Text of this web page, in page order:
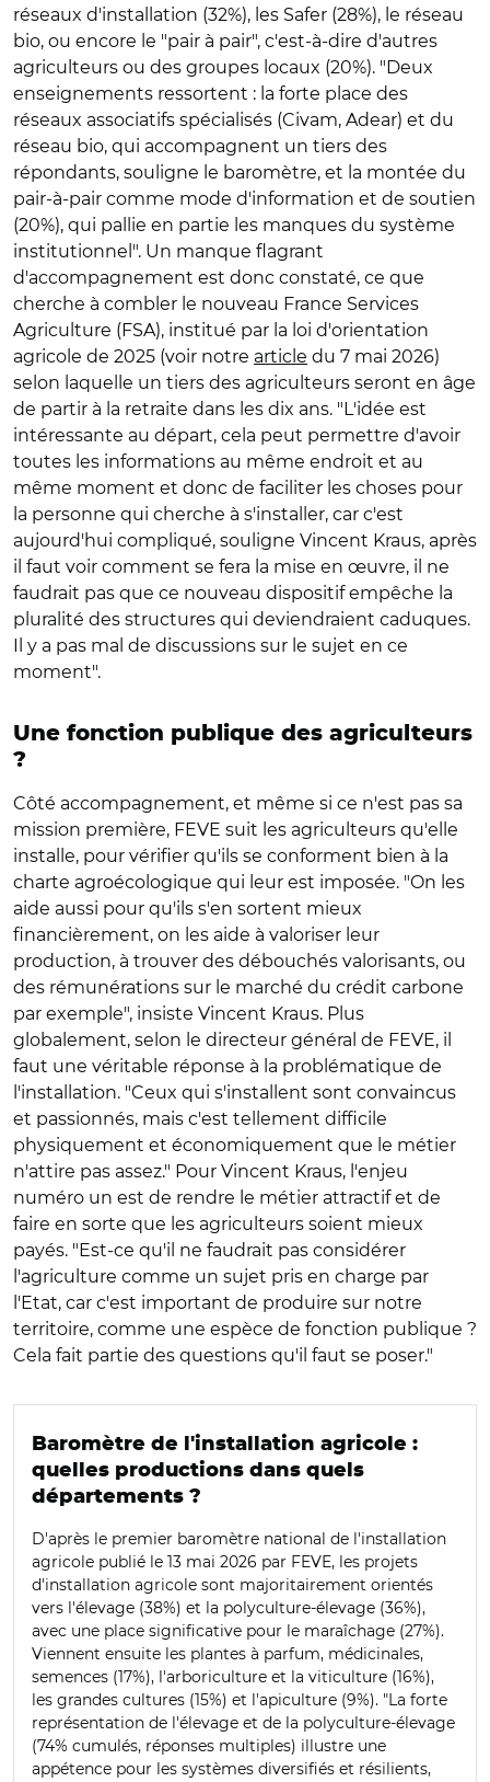
réseaux d'installation (32%), les Safer (28%), le réseau
bio, ou encore le "pair à pair", c'est-à-dire d'autres
agriculteurs ou des groupes locaux (20%). "Deux
enseignements ressortent : la forte place des
réseaux associatifs spécialisés (Civam, Adear) et du
réseau bio, qui accompagnent un tiers des
répondants, souligne le baromètre, et la montée du
pair-à-pair comme mode d'information et de soutien
(20%), qui pallie en partie les manques du système
institutionnel". Un manque flagrant
d'accompagnement est donc constaté, ce que
cherche à combler le nouveau France Services
Agriculture (FSA), institué par la loi d'orientation
agricole de 2025 (voir notre article du 7 mai 2026)
selon laquelle un tiers des agriculteurs seront en âge
de partir à la retraite dans les dix ans. "L'idée est
intéressante au départ, cela peut permettre d'avoir
toutes les informations au même endroit et au
même moment et donc de faciliter les choses pour
la personne qui cherche à s'installer, car c'est
aujourd'hui compliqué, souligne Vincent Kraus, après
il faut voir comment se fera la mise en œuvre, il ne
faudrait pas que ce nouveau dispositif empêche la
pluralité des structures qui deviendraient caduques.
Il y a pas mal de discussions sur le sujet en ce
moment".
Une fonction publique des agriculteurs
?
Côté accompagnement, et même si ce n'est pas sa
mission première, FEVE suit les agriculteurs qu'elle
installe, pour vérifier qu'ils se conforment bien à la
charte agroécologique qui leur est imposée. "On les
aide aussi pour qu'ils s'en sortent mieux
financièrement, on les aide à valoriser leur
production, à trouver des débouchés valorisants, ou
des rémunérations sur le marché du crédit carbone
par exemple", insiste Vincent Kraus. Plus
globalement, selon le directeur général de FEVE, il
faut une véritable réponse à la problématique de
l'installation. "Ceux qui s'installent sont convaincus
et passionnés, mais c'est tellement difficile
physiquement et économiquement que le métier
n'attire pas assez." Pour Vincent Kraus, l'enjeu
numéro un est de rendre le métier attractif et de
faire en sorte que les agriculteurs soient mieux
payés. "Est-ce qu'il ne faudrait pas considérer
l'agriculture comme un sujet pris en charge par
l'Etat, car c'est important de produire sur notre
territoire, comme une espèce de fonction publique ?
Cela fait partie des questions qu'il faut se poser."
Baromètre de l'installation agricole :
quelles productions dans quels
départements ?
D'après le premier baromètre national de l'installation
agricole publié le 13 mai 2026 par FEVE, les projets
d'installation agricole sont majoritairement orientés
vers l'élevage (38%) et la polyculture-élevage (36%),
avec une place significative pour le maraîchage (27%).
Viennent ensuite les plantes à parfum, médicinales,
semences (17%), l'arboriculture et la viticulture (16%),
les grandes cultures (15%) et l'apiculture (9%). "La forte
représentation de l'élevage et de la polyculture-élevage
(74% cumulés, réponses multiples) illustre une
appétence pour les systèmes diversifiés et résilients,